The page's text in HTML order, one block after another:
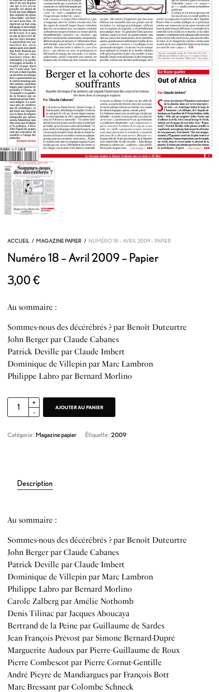
ACCUEIL / MAGAZINE PAPIER / NUMÉRO 18 – AVRIL 2009 – PAPIER
Numéro 18 – Avril 2009 – Papier
3,00€
Au sommaire :
Sommes-nous des décérébrés ? par Benoît Duteurtre
John Berger par Claude Cabanes
Patrick Deville par Claude Imbert
Dominique de Villepin par Marc Lambron
Philippe Labro par Bernard Morlino
AJOUTER AU PANIER
Catégorie : Magazine papier Étiquette : 2009
Description
Au sommaire :
Sommes-nous des décérébrés ? par Benoît Duteurtre
John Berger par Claude Cabanes
Patrick Deville par Claude Imbert
Dominique de Villepin par Marc Lambron
Philippe Labro par Bernard Morlino
Carole Zalberg par Amélie Nothomb
Denis Tilinac par Jacques Aboucaya
Bertrand de la Peine par Guillaume de Sardes
Jean François Prévost par Simone Bernard-Dupré
Marguerite Audoux par Pierre-Guillaume de Roux
Pierre Combescot par Pierre Cornut-Gentille
André Pieyre de Mandiargues par François Bott
Marc Bressant par Colombe Schneck